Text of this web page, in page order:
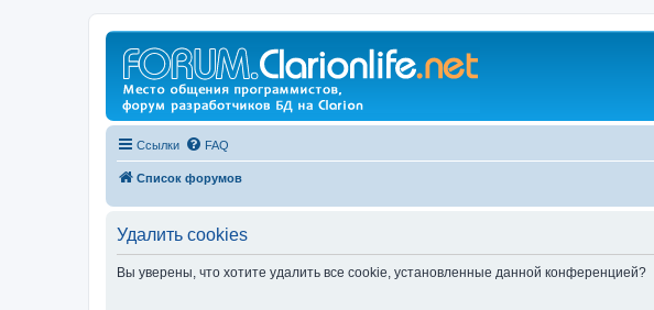
Ссылки FAQ
Список форумов
Удалить cookies
Вы уверены, что хотите удалить все cookie, установленные данной конференцией?